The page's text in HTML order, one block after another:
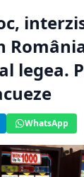
legea.
WhatsApp